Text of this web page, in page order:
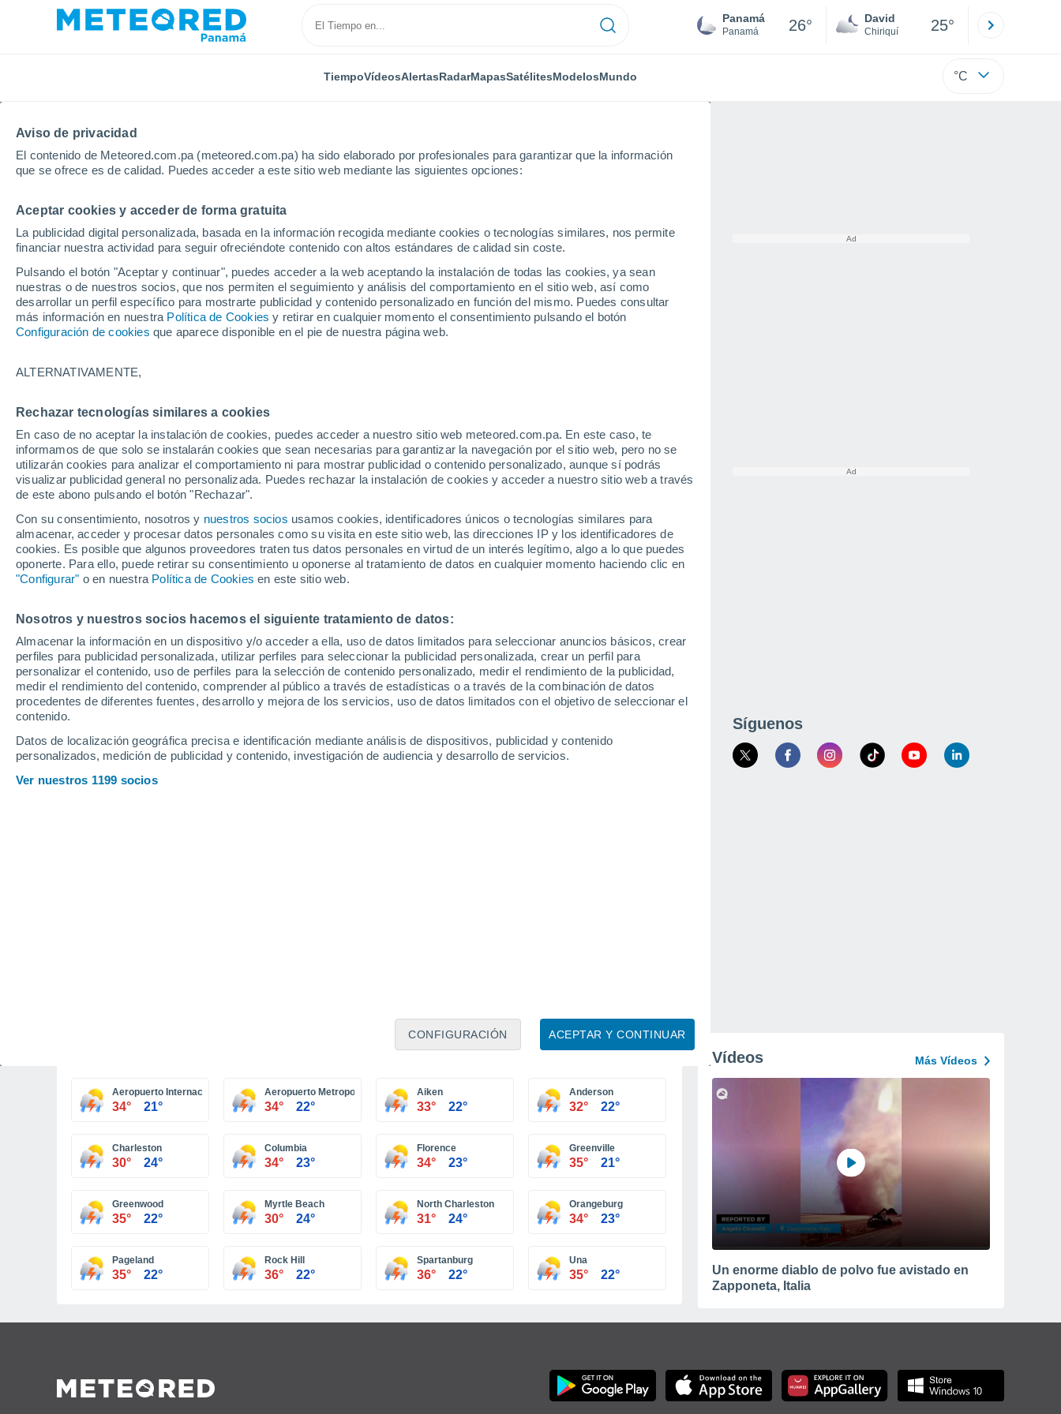
Aviso de privacidad
El contenido de Meteored.com.pa (meteored.com.pa) ha sido elaborado por profesionales para garantizar que la información
que se ofrece es de calidad. Puedes acceder a este sitio web mediante las siguientes opciones:
Aceptar cookies y acceder de forma gratuita
La publicidad digital personalizada, basada en la información recogida mediante cookies o tecnologías similares, nos permite
financiar nuestra actividad para seguir ofreciéndote contenido con altos estándares de calidad sin coste.
Pulsando el botón "Aceptar y continuar", puedes acceder a la web aceptando la instalación de todas las cookies, ya sean
nuestras o de nuestros socios, que nos permiten el seguimiento y análisis del comportamiento en el sitio web, así como
desarrollar un perfil específico para mostrarte publicidad y contenido personalizado en función del mismo. Puedes consultar
más información en nuestra Política de Cookies y retirar en cualquier momento el consentimiento pulsando el botón
Configuración de cookies que aparece disponible en el pie de nuestra página web.
ALTERNATIVAMENTE,
Rechazar tecnologías similares a cookies
En caso de no aceptar la instalación de cookies, puedes acceder a nuestro sitio web meteored.com.pa. En este caso, te
informamos de que solo se instalarán cookies que sean necesarias para garantizar la navegación por el sitio web, pero no se
utilizarán cookies para analizar el comportamiento ni para mostrar publicidad o contenido personalizado, aunque sí podrás
visualizar publicidad general no personalizada. Puedes rechazar la instalación de cookies y acceder a nuestro sitio web a través
de este abono pulsando el botón "Rechazar".
Con su consentimiento, nosotros y nuestros socios usamos cookies, identificadores únicos o tecnologías similares para
almacenar, acceder y procesar datos personales como su visita en este sitio web, las direcciones IP y los identificadores de
cookies. Es posible que algunos proveedores traten tus datos personales en virtud de un interés legítimo, algo a lo que puedes
oponerte. Para ello, puede retirar su consentimiento u oponerse al tratamiento de datos en cualquier momento haciendo clic en
"Configurar" o en nuestra Política de Cookies en este sitio web.
Nosotros y nuestros socios hacemos el siguiente tratamiento de datos:
Almacenar la información en un dispositivo y/o acceder a ella, uso de datos limitados para seleccionar anuncios básicos, crear
perfiles para publicidad personalizada, utilizar perfiles para seleccionar la publicidad personalizada, crear un perfil para
personalizar el contenido, uso de perfiles para la selección de contenido personalizado, medir el rendimiento de la publicidad,
medir el rendimiento del contenido, comprender al público a través de estadísticas o a través de la combinación de datos
procedentes de diferentes fuentes, desarrollo y mejora de los servicios, uso de datos limitados con el objetivo de seleccionar el
contenido.
Datos de localización geográfica precisa e identificación mediante análisis de dispositivos, publicidad y contenido
personalizados, medición de publicidad y contenido, investigación de audiencia y desarrollo de servicios.
Ver nuestros 1199 socios
ACEPTAR Y CONTINUAR
CONFIGURACIÓN
Panamá
Panamá 26° David
Chiriquí 25°
TiempoVídeosAlertasRadarMapasSatélitesModelosMundo °C
Inicio Estados Unidos Carolina del Sur
Tiempo en Carolina del Sur
Hoy, 9 agosto Todo el día Símbolo
33°
22°
Aiken
24°
Charleston
34°
34°
23°
Florence
35°
22°
Greenwood
30°
24°
Myrtle
Beach
23°
Orangeburg
Síguenos
Aeropuerto Internacional Greenville-Spartanburg
34° 21°
Aeropuerto Metropolitano Columbia
34° 22°
Aiken
33° 22°
Anderson
32° 22°
Charleston
30° 24°
Columbia
34° 23°
Florence
34° 23°
Greenville
35° 21°
Greenwood
35° 22°
Myrtle Beach
30° 24°
North Charleston
31° 24°
Orangeburg
34° 23°
Pageland
35° 22°
Rock Hill
36° 22°
Spartanburg
36° 22°
Una
35° 22°
Vídeos Más Vídeos
Un enorme diablo de polvo fue avistado en
Zapponeta, Italia